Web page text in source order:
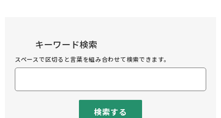
キーワード検索
スペースで区切ると言葉を組み合わせて検索できます。
検索する